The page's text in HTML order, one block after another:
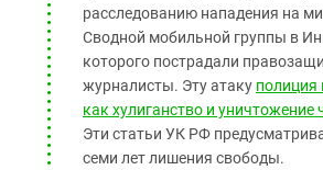
расследованию нападения на
Сводной мобильной группы в
которого пострадали
журналисты. Эту атаку полиция
как хулиганство и
Эти статьи УК РФ
семи лет лишения свободы.